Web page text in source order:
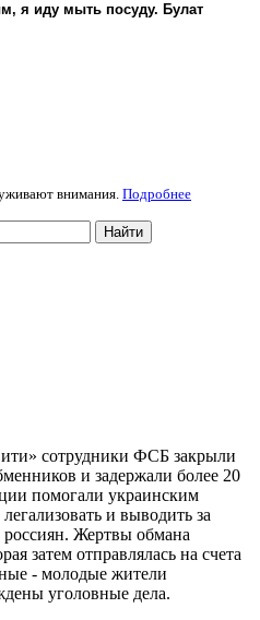
я иду мыть посуду. Булат
внимания. Подробнее
Найти
сотрудники ФСБ закрыли
и задержали более 20
помогали украинским
и выводить за
Жертвы обмана
затем отправлялась на счета
- молодые жители
уголовные дела.